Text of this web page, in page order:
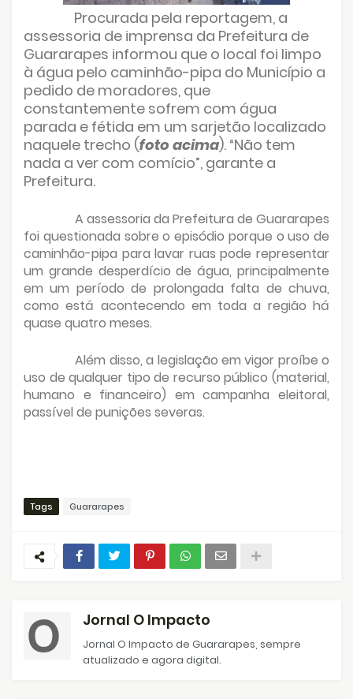
Procurada pela reportagem, a
assessoria de imprensa da Prefeitura de
Guararapes informou que o local foi limpo
à água pelo caminhão-pipa do Município a
pedido de moradores, que
constantemente sofrem com água
parada e fétida em um sarjetão localizado
naquele trecho (foto acima). “Não tem
nada a ver com comício”, garante a
Prefeitura.
A assessoria da Prefeitura de Guararapes
foi questionada sobre o episódio porque o uso de
caminhão-pipa para lavar ruas pode representar
um grande desperdício de água, principalmente
em um período de prolongada falta de chuva,
como está acontecendo em toda a região há
quase quatro meses.
Além disso, a legislação em vigor proíbe o
uso de qualquer tipo de recurso público (material,
humano e financeiro) em campanha eleitoral,
passível de punições severas.
Tags Guararapes
Jornal O Impacto
Jornal O Impacto de Guararapes, sempre
atualizado e agora digital.